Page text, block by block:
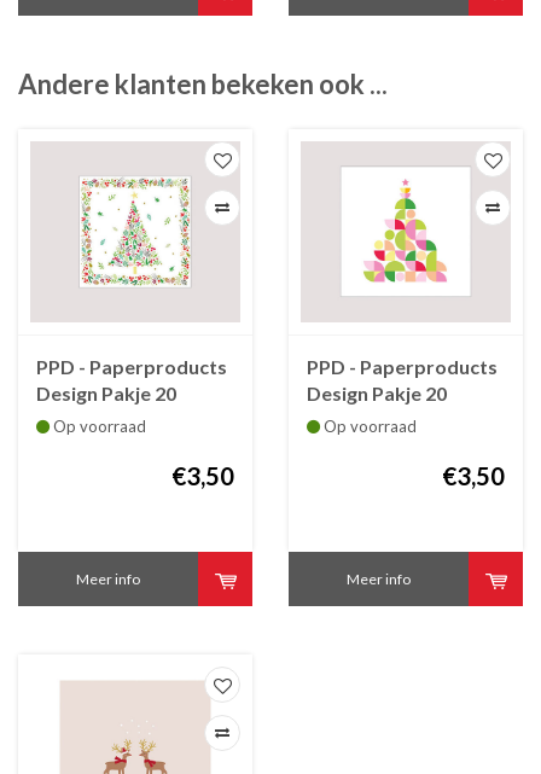
Andere klanten bekeken ook ...
PPD - Paperproducts
Design Pakje 20
Kerstservetten
Op voorraad
€3,50
Meer info
PPD - Paperproducts
Design Pakje 20
Kerstservetten
Op voorraad
€3,50
Meer info